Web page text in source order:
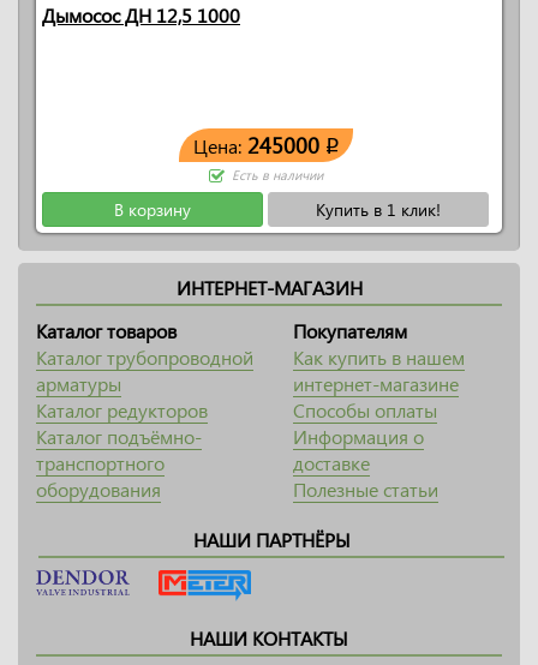
Дымосос ДН 12,5 1000
Цена: 245000 q
Есть в наличии
В корзину Купить в 1 клик!
ИНТЕРНЕТ-МАГАЗИН
Каталог товаров
Каталог трубопроводной
арматуры
Каталог редукторов
Каталог подъёмно-
транспортного
оборудования
Покупателям
Как купить в нашем
интернет-магазине
Способы оплаты
Информация о
доставке
Полезные статьи
НАШИ ПАРТНЁРЫ
НАШИ КОНТАКТЫ